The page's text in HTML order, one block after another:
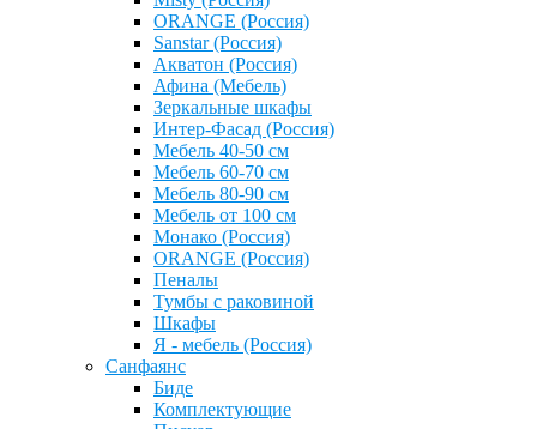
ОRANGE (Россия)
Sanstar (Россия)
Акватон (Россия)
Афина (Мебель)
Зеркальные шкафы
Интер-Фасад (Россия)
Мебель 40-50 см
Мебель 60-70 см
Мебель 80-90 см
Мебель от 100 см
Монако (Россия)
ОRANGE (Россия)
Пеналы
Тумбы с раковиной
Шкафы
Я - мебель (Россия)
Санфаянс
Биде
Комплектующие